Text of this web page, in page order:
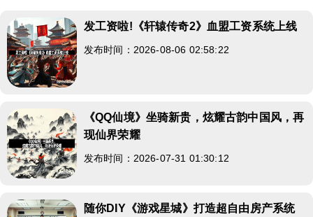
发工资啦!《轩辕传奇2》血盟工资系统上线
发布时间：2026-08-06 02:58:22
《QQ仙境》坐骑新贵，炫耀古韵中国风，再
现仙界荣耀
发布时间：2026-07-31 01:30:12
随你DIY《游戏星城》打造超自由房产系统